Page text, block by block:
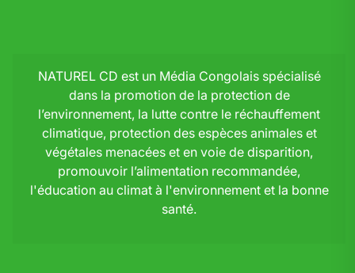
NATUREL CD est un Média Congolais spécialisé
dans la promotion de la protection de
l’environnement, la lutte contre le réchauffement
climatique, protection des espèces animales et
végétales menacées et en voie de disparition,
promouvoir l’alimentation recommandée,
l'éducation au climat à l'environnement et la bonne
santé.